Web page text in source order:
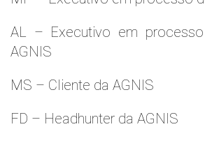
AL – Executivo em
AGNIS
MS – Cliente da AGNIS
FD – Headhunter da AGNIS